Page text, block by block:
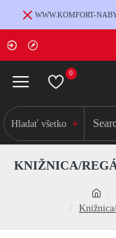
WWW.KOMFORT-
0
Hladať všetko
KNIŽNICA/